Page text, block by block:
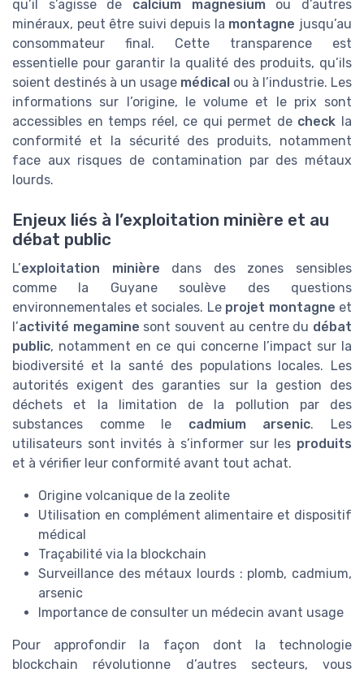
qu’il s’agisse de calcium magnesiumou d’autres
minéraux, peut être suivi depuis la montagne jusqu’au
consommateur final. Cette transparence est
essentielle pour garantir la qualité des produits, qu’ils
soient destinés à un usage médical ou à l’industrie. Les
informations sur l’origine, le volume et le prix sont
accessibles en temps réel, ce qui permet de check la
conformité et la sécurité des produits, notamment
face aux risques de contamination par des métaux
lourds.
Enjeux liés à l’exploitation minière et au
débat public
L’exploitation minière dans des zones sensibles
comme la Guyane soulève des questions
environnementales et sociales. Le projet montagne et
l’activité megamine sont souvent au centre du débat
public, notamment en ce qui concerne l’impact sur la
biodiversité et la santé des populations locales. Les
autorités exigent des garanties sur la gestion des
déchets et la limitation de la pollution par des
substances comme le cadmium arsenic. Les
utilisateurs sont invités à s’informer sur les produits
et à vérifier leur conformité avant tout achat.
Origine volcanique de la zeolite
Utilisation en complément alimentaire et dispositif
médical
Traçabilité via la blockchain
Surveillance des métaux lourds : plomb, cadmium,
arsenic
Importance de consulter un médecin avant usage
Pour approfondir la façon dont la technologie
blockchain révolutionne d’autres secteurs, vous